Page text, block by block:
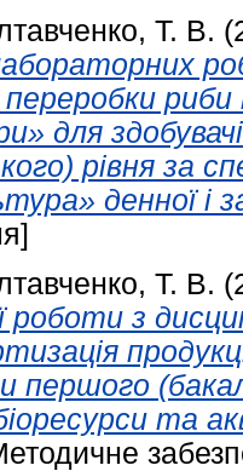
Т. В.
переробки
для
рівня за
денної і
Т. В.
роботи з
першого
та